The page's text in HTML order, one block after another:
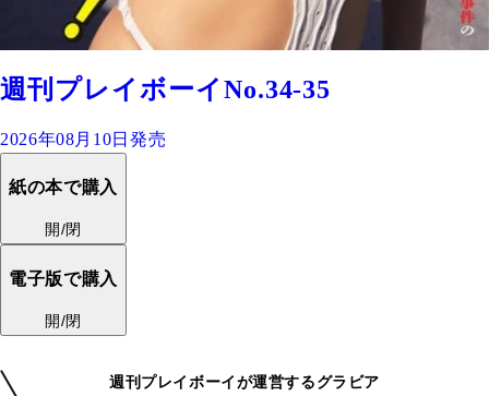
週刊プレイボーイNo.34-35
2026年08月10日発売
紙の本で購入
開/閉
電子版で購入
開/閉
週刊プレイボーイが運営するグラビア